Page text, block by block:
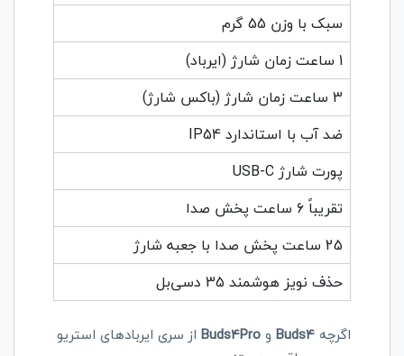
سبک با وزن 55 گرم
1 ساعت زمان شارژ (ایرباد)
3 ساعت زمان شارژ (باکس شارژ)
ضد آب با استاندارد IP54
پورت شارژ USB-C
تقریباً 6 ساعت پخش صدا
25 ساعت پخش صدا با جعبه شارژ
حذف نویز هوشمند 35 دسی‌بل
اگرچهBuds4 وBuds4Pro از سری ایربادهای استریو